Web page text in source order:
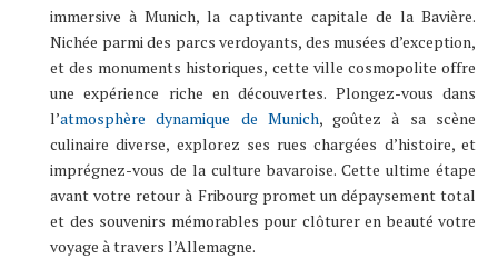
immersive à Munich, la captivante capitale de la Bavière.
Nichée parmi des parcs verdoyants, des musées d’exception,
et des monuments historiques, cette ville cosmopolite offre
une expérience riche en découvertes. Plongez-vous dans
l’atmosphère dynamique de Munich, goûtez à sa scène
culinaire diverse, explorez ses rues chargées d’histoire, et
imprégnez-vous de la culture bavaroise. Cette ultime étape
avant votre retour à Fribourg promet un dépaysement total
et des souvenirs mémorables pour clôturer en beauté votre
voyage à travers l’Allemagne.